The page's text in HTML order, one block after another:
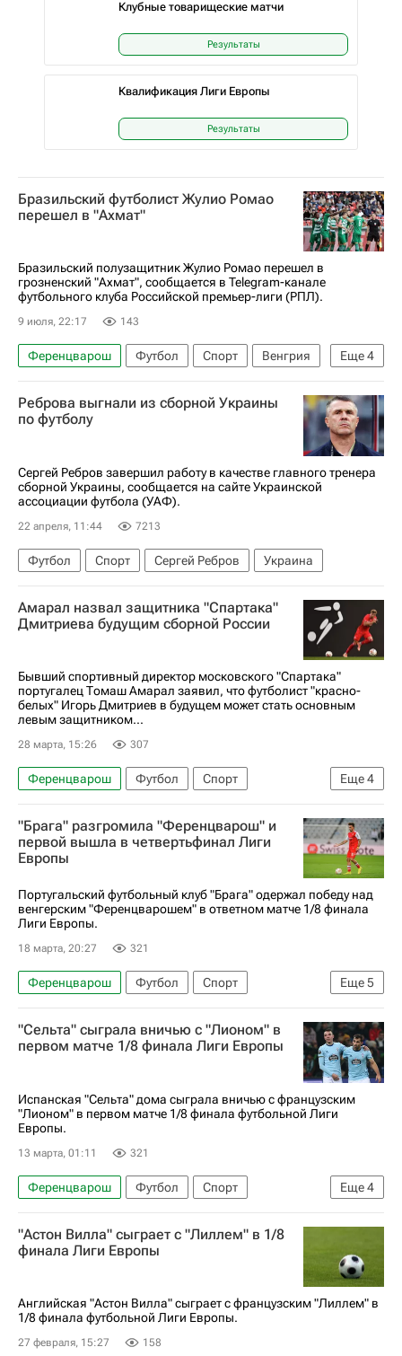
Клубные товарищеские матчи
Результаты
Квалификация Лиги Европы
Результаты
Бразильский футболист Жулио Ромао
перешел в "Ахмат"
Бразильский полузащитник Жулио Ромао перешел в
грозненский "Ахмат", сообщается в Telegram-канале
футбольного клуба Российской премьер-лиги (РПЛ).
9 июля, 22:17 143
Еще4
Ференцварош Футбол Спорт
Венгрия
Европа
Ахмат
Карабах
РПЛ 2026-2027 (Чемпионат России по футболу)
Реброва выгнали из сборной Украины
по футболу
Сергей Ребров завершил работу в качестве главного тренера
сборной Украины, сообщается на сайте Украинской
ассоциации футбола (УАФ).
22 апреля, 11:44 7213
Футбол Спорт Сергей Ребров Украина
Амарал назвал защитника "Спартака"
Дмитриева будущим сборной России
Бывший спортивный директор московского "Спартака"
португалец Томаш Амарал заявил, что футболист "красно-
белых" Игорь Дмитриев в будущем может стать основным
левым защитником...
28 марта, 15:26 307
Еще4
Ференцварош Футбол
Спорт
Томаш Амарал
Игорь Дмитриев (24.07.2004)
Маркиньос
Спартак Москва
"Брага" разгромила "Ференцварош" и
первой вышла в четвертьфинал Лиги
Европы
Португальский футбольный клуб "Брага" одержал победу над
венгерским "Ференцварошем" в ответном матче 1/8 финала
Лиги Европы.
18 марта, 20:27 321
Еще5
Ференцварош Футбол
Спорт
Будапешт
Афины
Рикарду Орта
Флориан Гриллич
Брага
"Сельта" сыграла вничью с "Лионом" в
первом матче 1/8 финала Лиги Европы
Испанская "Сельта" дома сыграла вничью с французским
"Лионом" в первом матче 1/8 финала футбольной Лиги
Европы.
13 марта, 01:11 321
Еще4
Ференцварош Футбол
Спорт
Борха Иглесиас
Сельта Брага Эндрик
"Астон Вилла" сыграет с "Лиллем" в 1/8
финала Лиги Европы
Английская "Астон Вилла" сыграет с французским "Лиллем" в
1/8 финала футбольной Лиги Европы.
27 февраля, 15:27 158